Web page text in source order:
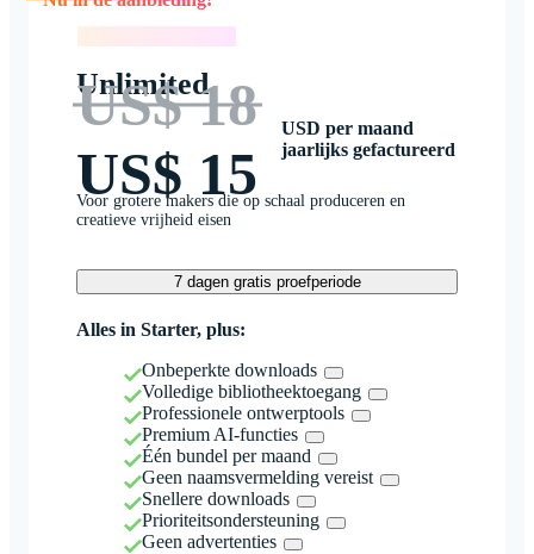
Unlimited
US$ 18
US$ 15
USD per maand
jaarlijks gefactureerd
Voor grotere makers die op schaal produceren en
creatieve vrijheid eisen
7 dagen gratis proefperiode
Alles in Starter, plus:
Onbeperkte downloads
Volledige bibliotheektoegang
Professionele ontwerptools
Premium AI-functies
Één bundel per maand
Geen naamsvermelding vereist
Snellere downloads
Prioriteitsondersteuning
Geen advertenties